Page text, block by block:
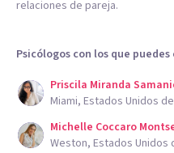
relaciones de pareja.
Psicólogos con los que
Priscila Miranda
Miami, Estados Unidos
Michelle Coccaro
Weston, Estados Unidos